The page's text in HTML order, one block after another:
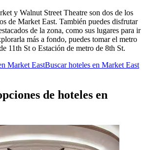
y Walnut Street Theatre son dos de los
de Market East. También puedes disfrutar
de la zona, como sus lugares para ir
más a fondo, puedes tomar el metro
11th St o Estación de metro de 8th St.
Market EastBuscar hoteles en Market East
de hoteles en